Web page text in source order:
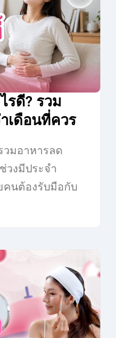
รดี? รวม
เดือนที่ควร
วมอาหารลด
วงมีประจำ
คนต้องรับมือกับ
ป็นปวดท้อง